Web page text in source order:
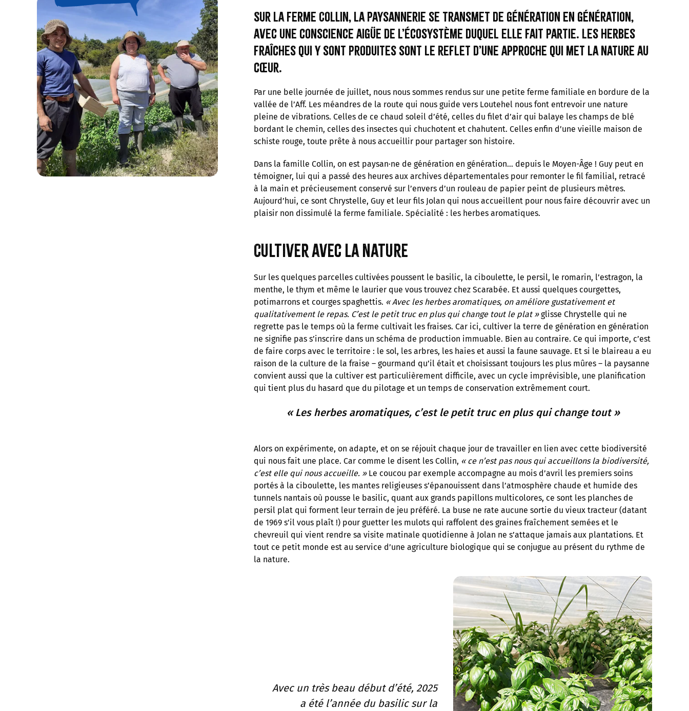
Sur la ferme Collin, la paysannerie se transmet de génération en génération,
avec une conscience aigüe de l’écosystème duquel elle fait partie. Les herbes
fraîches qui y sont produites sont le reflet d’une approche qui met la nature au
cœur.
Par une belle journée de juillet, nous nous sommes rendus sur une petite ferme familiale en bordure de la
vallée de l’Aff. Les méandres de la route qui nous guide vers Loutehel nous font entrevoir une nature
pleine de vibrations. Celles de ce chaud soleil d’été, celles du filet d’air qui balaye les champs de blé
bordant le chemin, celles des insectes qui chuchotent et chahutent. Celles enfin d’une vieille maison de
schiste rouge, toute prête à nous accueillir pour partager son histoire.
Dans la famille Collin, on est paysan·ne de génération en génération… depuis le Moyen-Âge ! Guy peut en
témoigner, lui qui a passé des heures aux archives départementales pour remonter le fil familial, retracé
à la main et précieusement conservé sur l’envers d’un rouleau de papier peint de plusieurs mètres.
Aujourd’hui, ce sont Chrystelle, Guy et leur fils Jolan qui nous accueillent pour nous faire découvrir avec un
plaisir non dissimulé la ferme familiale. Spécialité : les herbes aromatiques.
Cultiver avec la nature
Sur les quelques parcelles cultivées poussent le basilic, la ciboulette, le persil, le romarin, l’estragon, la
menthe, le thym et même le laurier que vous trouvez chez Scarabée. Et aussi quelques courgettes,
potimarrons et courges spaghettis. « Avec les herbes aromatiques, on améliore gustativement et
qualitativement le repas. C’est le petit truc en plus qui change tout le plat »glisse Chrystelle qui ne
regrette pas le temps où la ferme cultivait les fraises. Car ici, cultiver la terre de génération en génération
ne signifie pas s’inscrire dans un schéma de production immuable. Bien au contraire. Ce qui importe, c’est
de faire corps avec le territoire : le sol, les arbres, les haies et aussi la faune sauvage. Et si le blaireau a eu
raison de la culture de la fraise – gourmand qu’il était et choisissant toujours les plus mûres – la paysanne
convient aussi que la cultiver est particulièrement difficile, avec un cycle imprévisible, une planification
qui tient plus du hasard que du pilotage et un temps de conservation extrêmement court.
« Les herbes aromatiques, c’est le petit truc en plus qui change tout »
Alors on expérimente, on adapte, et on se réjouit chaque jour de travailler en lien avec cette biodiversité
qui nous fait une place. Car comme le disent les Collin, « ce n’est pas nous qui accueillons la biodiversité,
c’est elle qui nous accueille. »Le coucou par exemple accompagne au mois d’avril les premiers soins
portés à la ciboulette, les mantes religieuses s’épanouissent dans l’atmosphère chaude et humide des
tunnels nantais où pousse le basilic, quant aux grands papillons multicolores, ce sont les planches de
persil plat qui forment leur terrain de jeu préféré. La buse ne rate aucune sortie du vieux tracteur (datant
de 1969 s’il vous plaît !) pour guetter les mulots qui raffolent des graines fraîchement semées et le
chevreuil qui vient rendre sa visite matinale quotidienne à Jolan ne s’attaque jamais aux plantations. Et
tout ce petit monde est au service d’une agriculture biologique qui se conjugue au présent du rythme de
la nature.
Avec un très beau début d’été, 2025
a été l’année du basilic sur la